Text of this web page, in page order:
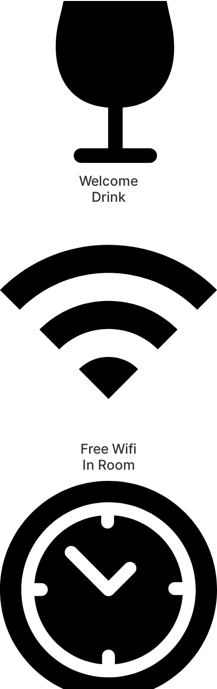
Welcome
Drink
Free Wifi
In Room